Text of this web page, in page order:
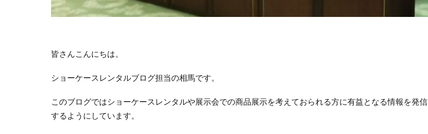
皆さんこんにちは。
ショーケースレンタルブログ担当の相馬です。
このブログではショーケースレンタルや展示会での商品展示を考えておられる方に有益となる情報を発信
するようにしています。